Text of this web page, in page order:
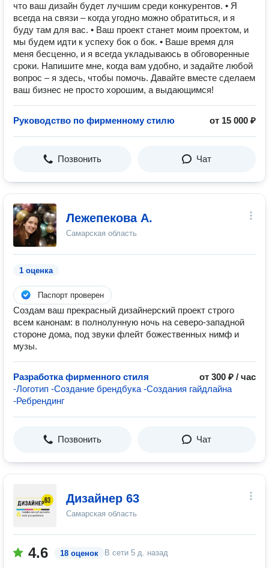
что ваш дизайн будет лучшим среди конкурентов. • Я
всегда на связи – когда угодно можно обратиться, и я
буду там для вас. • Ваш проект станет моим проектом, и
мы будем идти к успеху бок о бок. • Ваше время для
меня бесценно, и я всегда укладываюсь в обговоренные
сроки. Напишите мне, когда вам удобно, и задайте любой
вопрос – я здесь, чтобы помочь. Давайте вместе сделаем
ваш бизнес не просто хорошим, а выдающимся!
Руководство по фирменному стилю от 15 000 ₽
Позвонить Чат
Лежепекова А.
Самарская область
1 оценка
Паспорт проверен
Создам ваш прекрасный дизайнерский проект строго
всем канонам: в полнолунную ночь на северо-западной
стороне дома, под звуки флейт божественных нимф и
музы.
Разработка фирменного стиля
от 300 ₽ / час
-Логотип -Создание брендбука -Создания гайдлайна
-Ребрендинг
Позвонить Чат
Дизайнер 63
Самарская область
4.6 18 оценок В сети 5 д. назад